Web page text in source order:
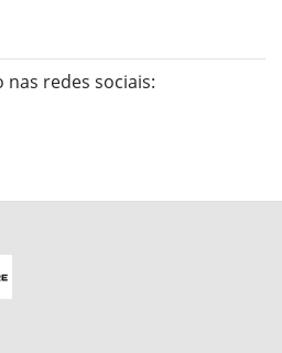
redes sociais: